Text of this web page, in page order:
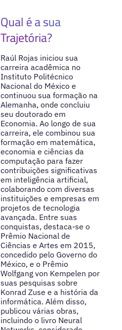
Qual é a sua
Trajetória?
Raúl Rojas iniciou sua
carreira acadêmica no
Instituto Politécnico
Nacional do México e
continuou sua formação na
Alemanha, onde concluiu
seu doutorado em
Economia. Ao longo de sua
carreira, ele combinou sua
formação em matemática,
economia e ciências da
computação para fazer
contribuições significativas
em inteligência artificial,
colaborando com diversas
instituições e empresas em
projetos de tecnologia
avançada. Entre suas
conquistas, destaca-se o
Prêmio Nacional de
Ciências e Artes em 2015,
concedido pelo Governo do
México, e o Prêmio
Wolfgang von Kempelen por
suas pesquisas sobre
Konrad Zuse e a história da
informática. Além disso,
publicou várias obras,
incluindo o livro Neural